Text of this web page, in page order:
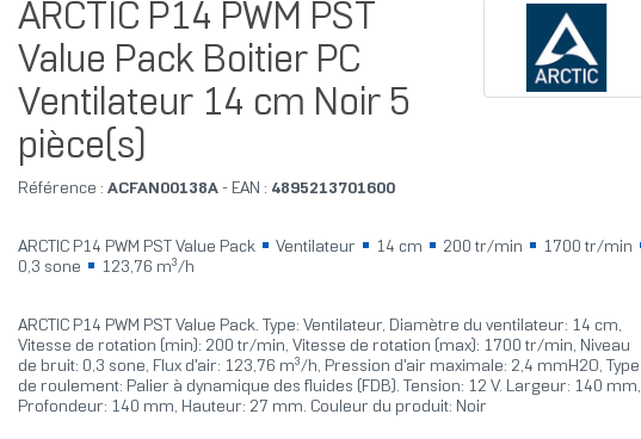
ARCTIC P14 PWM PST
Value Pack Boitier PC
Ventilateur 14 cm Noir 5
pièce(s)
Référence : ACFAN00138A- EAN : 4895213701600
ARCTIC P14 PWM PST Value Pack Ventilateur 14 cm 200 tr/min
1700 tr/min
0,3 sone
123,76 m³/h
ARCTIC P14 PWM PST Value Pack. Type: Ventilateur, Diamètre du ventilateur: 14 cm,
Vitesse de rotation (min): 200 tr/min, Vitesse de rotation (max): 1700 tr/min, Niveau
de bruit: 0,3 sone, Flux d'air: 123,76 m³/h, Pression d'air maximale: 2,4 mmH2O, Type
de roulement: Palier à dynamique des fluides (FDB). Tension: 12 V. Largeur: 140 mm,
Profondeur: 140 mm, Hauteur: 27 mm. Couleur du produit: Noir